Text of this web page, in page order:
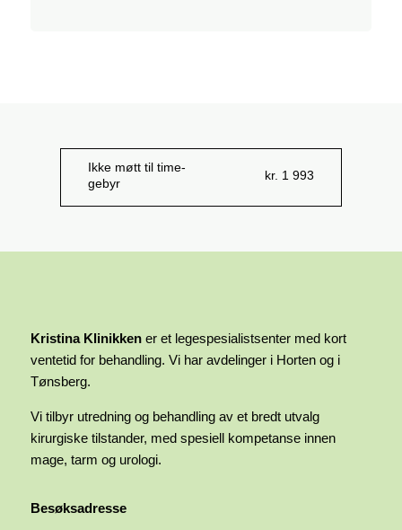
Ikke møtt til time-
gebyr
kr. 1 993
Kristina Klinikkener et legespesialistsenter med kort
ventetid for behandling. Vi har avdelinger i Horten og i
Tønsberg.
Vi tilbyr utredning og behandling av et bredt utvalg
kirurgiske tilstander, med spesiell kompetanse innen
mage, tarm og urologi.
Besøksadresse